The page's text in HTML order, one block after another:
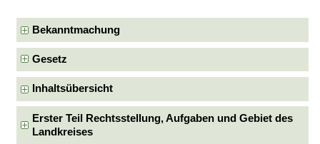
Bekanntmachung
Gesetz
Inhaltsübersicht
Erster Teil Rechtsstellung, Aufgaben und Gebiet des
Landkreises